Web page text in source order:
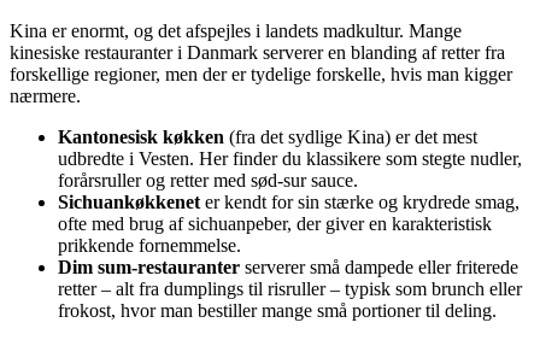
Kina er enormt, og det afspejles i landets madkultur. Mange
kinesiske restauranter i Danmark serverer en blanding af retter fra
forskellige regioner, men der er tydelige forskelle, hvis man kigger
nærmere.
Kantonesisk køkken (fra det sydlige Kina) er det mest
udbredte i Vesten. Her finder du klassikere som stegte nudler,
forårsruller og retter med sød-sur sauce.
Sichuankøkkenet er kendt for sin stærke og krydrede smag,
ofte med brug af sichuanpeber, der giver en karakteristisk
prikkende fornemmelse.
Dim sum-restauranter serverer små dampede eller friterede
retter – alt fra dumplings til risruller – typisk som brunch eller
frokost, hvor man bestiller mange små portioner til deling.